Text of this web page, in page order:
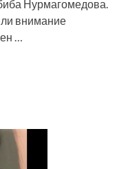
Нурмагомедова.
внимание
…